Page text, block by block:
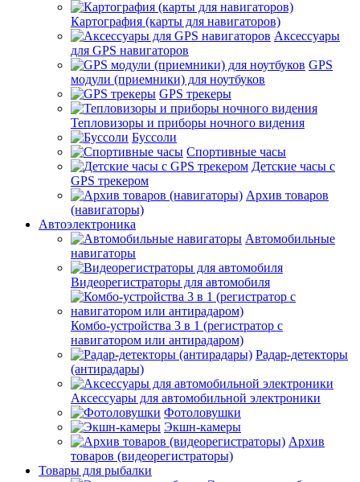
Картография (карты для навигаторов)
Аксессуары
для GPS навигаторов
GPS
модули (приемники) для ноутбуков
GPS трекеры
Тепловизоры и приборы ночного видения
Буссоли
Спортивные часы
Детские часы с
GPS трекером
Архив товаров
(навигаторы)
Автоэлектроника
Автомобильные
навигаторы
Видеорегистраторы для автомобиля
Комбо-устройства 3 в 1 (регистратор с
навигатором или антирадаром)
Радар-детекторы
(антирадары)
Аксессуары для автомобильной электроники
Фотоловушки
Экшн-камеры
Архив
товаров (видеорегистраторы)
Товары для рыбалки